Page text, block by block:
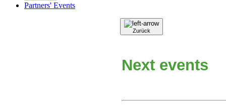
Partners' Events
Zurück
Next events